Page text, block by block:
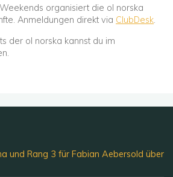
organisiert die ol norska
Anmeldungen direkt via ClubDesk.
der ol norska kannst du im
und Rang 3 für Fabian Aebersold über